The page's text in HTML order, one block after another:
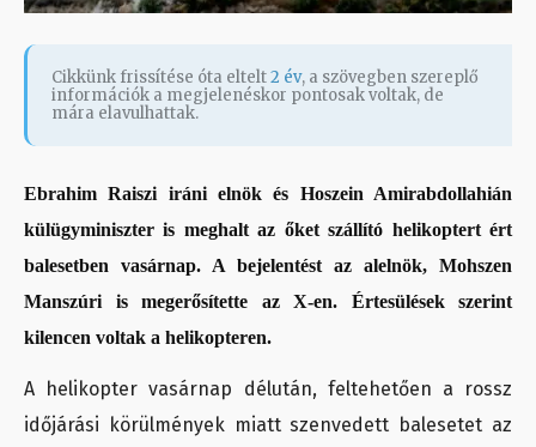
Cikkünk frissítése óta eltelt2 év, a szövegben szereplő
információk a megjelenéskor pontosak voltak, de
mára elavulhattak.
Ebrahim Raiszi iráni elnök és Hoszein Amirabdollahián
külügyminiszter is meghalt az őket szállító helikoptert ért
balesetben vasárnap. A bejelentést az alelnök, Mohszen
Manszúri is megerősítette az X-en. Értesülések szerint
kilencen voltak a helikopteren.
A helikopter vasárnap délután, feltehetően a rossz
időjárási körülmények miatt szenvedett balesetet az